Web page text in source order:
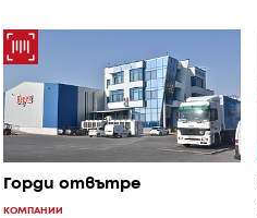
Горди отвътре
КОМПАНИИ